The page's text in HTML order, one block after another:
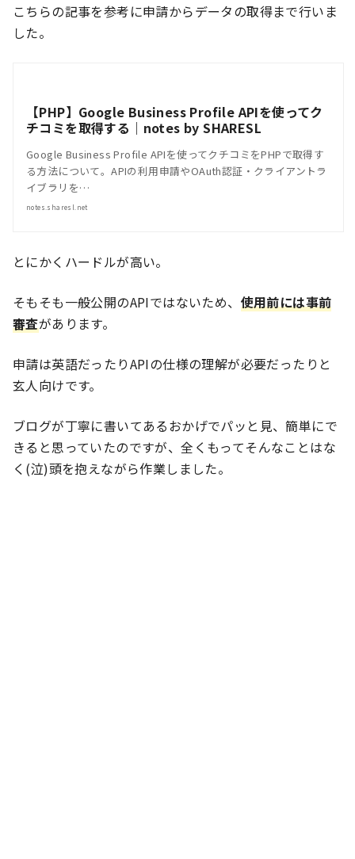
こちらの記事を参考に申請からデータの取得まで行いま
した。
【PHP】Google Business Profile APIを使ってク
チコミを取得する｜notes by SHARESL
Google Business Profile APIを使ってクチコミをPHPで取得す
る方法について。APIの利用申請やOAuth認証・クライアントラ
イブラリを…
notes.sharesl.net
とにかくハードルが高い。
そもそも一般公開のAPIではないため、 使用前には事前
審査があります。
申請は英語だったりAPIの仕様の理解が必要だったりと
玄人向けです。
ブログが丁寧に書いてあるおかげでパッと見、簡単にで
きると思っていたのですが、全くもってそんなことはな
く(泣)頭を抱えながら作業しました。